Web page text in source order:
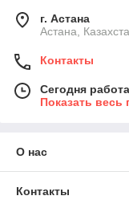
г. Астана
Астана,
Контакты
Сегодня
Показать весь
О нас
Контакты